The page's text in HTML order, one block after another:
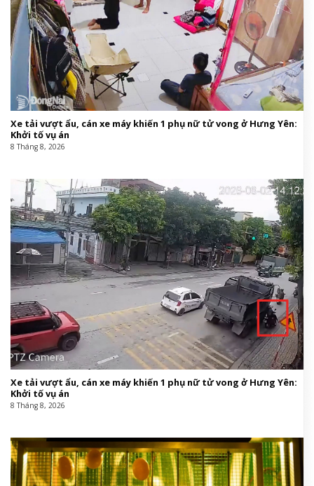
Xe tải vượt ẩu, cán xe máy khiến 1 phụ nữ tử vong ở Hưng Yên:
Khởi tố vụ án
8 Tháng 8, 2026
Xe tải vượt ẩu, cán xe máy khiến 1 phụ nữ tử vong ở Hưng Yên:
Khởi tố vụ án
8 Tháng 8, 2026